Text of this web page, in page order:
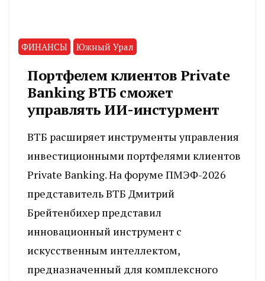
ФИНАНСЫ Южный Урал
Портфелем клиентов Private
Banking ВТБ сможет
управлять ИИ-инстурмент
ВТБ расширяет инструменты управления
инвестиционными портфелями клиентов
Private Banking. На форуме ПМЭФ-2026
представитель ВТБ Дмитрий
Брейтенбихер представил
инновационный инструмент с
искусственным интеллектом,
предназначенный для комплексного